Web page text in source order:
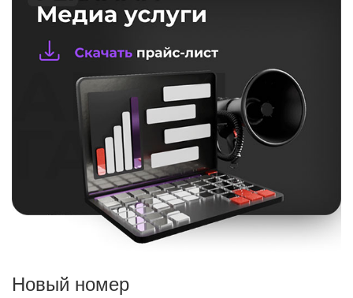
Новый номер